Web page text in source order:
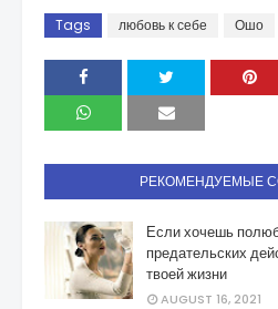
Tags любовь к себе Ошо
РЕКОМЕНДУЕМЫЕ
Если хочешь
предательских
твоей жизни
AUGUST 16, 2021